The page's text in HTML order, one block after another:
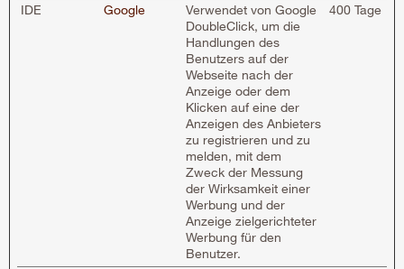
IDE Google
Verwendet von Google
DoubleClick, um die
Handlungen des
Benutzers auf der
Webseite nach der
Anzeige oder dem
Klicken auf eine der
Anzeigen des Anbieters
zu registrieren und zu
melden, mit dem
Zweck der Messung
der Wirksamkeit einer
Werbung und der
Anzeige zielgerichteter
Werbung für den
Benutzer.
400 Tage